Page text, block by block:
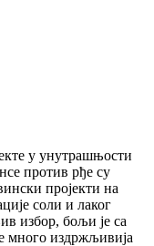
у унутрашњости
против рђе су
пројекти на
соли и лаког
избор, бољи је са
много издржљивија